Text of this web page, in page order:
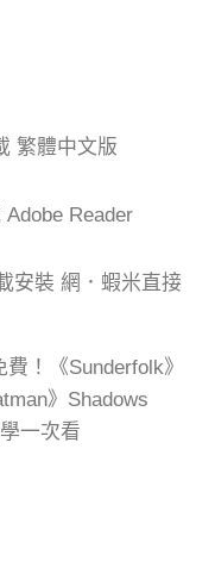
繁體中文版
Reader
安裝 網．蝦米直接
！《Sunderfolk》
》Shadows
一次看